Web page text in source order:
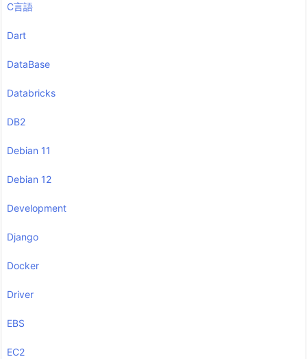
C言語
Dart
DataBase
Databricks
DB2
Debian 11
Debian 12
Development
Django
Docker
Driver
EBS
EC2